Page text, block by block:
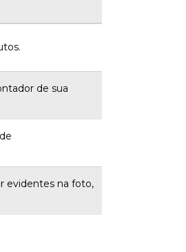
de sua
evidentes na foto,